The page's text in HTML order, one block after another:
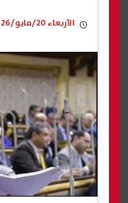
الأربعاء 20/مايو/2026 - 09:19 م